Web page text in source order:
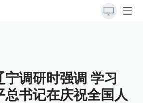
宁调研时强调 学习
总书记在庆祝全国人